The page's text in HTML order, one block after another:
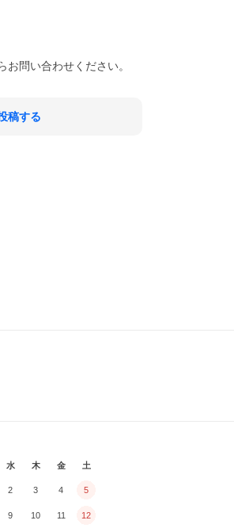
お問い合わせください。
稿する
水 木 金 土
2 3 4 5
9 10 11 12